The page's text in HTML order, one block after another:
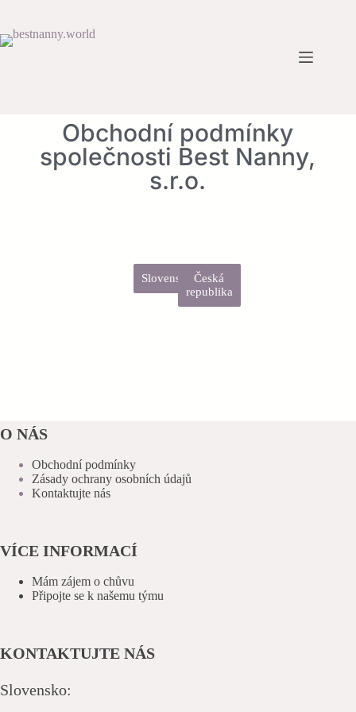
Obchodní podmínky
společnosti Best Nanny,
s.r.o.
Slovensko Česká
republika
O NÁS
Obchodní podmínky
Zásady ochrany osobních údajů
Kontaktujte nás
VÍCE INFORMACÍ
Mám zájem o chůvu
Připojte se k našemu týmu
KONTAKTUJTE NÁS
Slovensko: